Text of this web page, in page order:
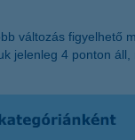
változás figyelhető
4 ponton